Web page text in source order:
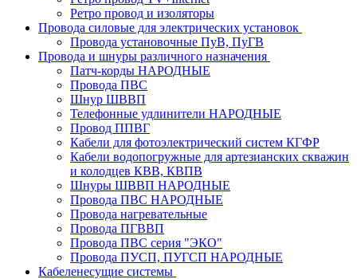
Ретро провод и изоляторы
Провода силовые для электрических установок
Провода установочные ПуВ, ПуГВ
Провода и шнуры различного назначения
Патч-корды НАРОДНЫЕ
Провода ПВС
Шнур ШВВП
Телефонные удлинители НАРОДНЫЕ
Провод ППВГ
Кабели для фотоэлектрический систем КГФР
Кабели водопогружные для артезианских скважин
и колодцев КВВ, КВПВ
Шнуры ШВВП НАРОДНЫЕ
Провода ПВС НАРОДНЫЕ
Провода нагревательные
Провода ПГВВП
Провода ПВС серия "ЭКО"
Провода ПУСП, ПУГСП НАРОДНЫЕ
Кабеленесущие системы